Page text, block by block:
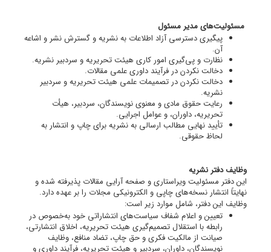
مسئولیت‌های مدیر مسئول
پیگیری دسترسی آزاد اطلاعات به نشریه و گسترش نشر و اشاعه
آن.
نظارت و پی‌گیری امور کاری هیئت تحریریه و سردبیر نشریه.
دخالت نکردن در فرآیند داوری علمی مقالات.
دخالت نکردن در تصمیمات علمی هیئت تحریریه و سردبیر
نشریه.
رعایت حقوق مادی و معنوی نویسندگان، سردبیر، هیأت
تحریریه، داوران، و عوامل اجرایی.
تأیید نهایی مطالب ارسالی به نشریه برای چاپ و انتشار به
لحاظ حقوقی.
وظایف دفتر نشریه
این دفتر مسئولیت ویراستاری و صفحه آرایی مقالات پذیرفته شده و
نهایتاً انتشار نسخه‌های چاپی و الکترونیکی مجلات را بر عهده دارد.
وظایف این دفتر، شامل موارد زیر است:
تعیین و اعلام شفاف سیاست‌های انتشاراتی خود به‌خصوص در
رابطه با استقلال تصمیم‌گیری هیئت تحریریه، اخلاق انتشارتی،
صیانت از مالکیت فکری و حق چاپ، تضاد منافع، وظایف
نویسندگان، داوران، سردبیر و هیئت تحریریه، فرآیند داوری و